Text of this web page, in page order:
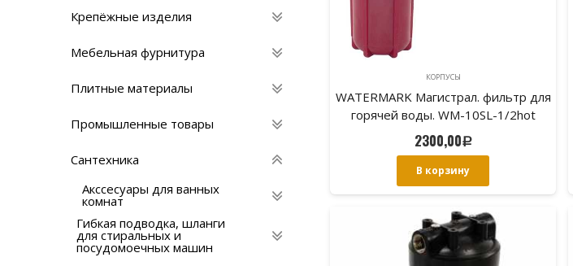
Крепёжные изделия
Мебельная фурнитура
Плитные материалы
Промышленные товары
Сантехника
Акссесуары для ванных
комнат
Гибкая подводка, шланги
для стиральных и
посудомоечных машин
КОРПУСЫ
WATERMARK Магистрал. фильтр для
горячей воды. WM-10SL-1/2hot
2300,00Р
В корзину